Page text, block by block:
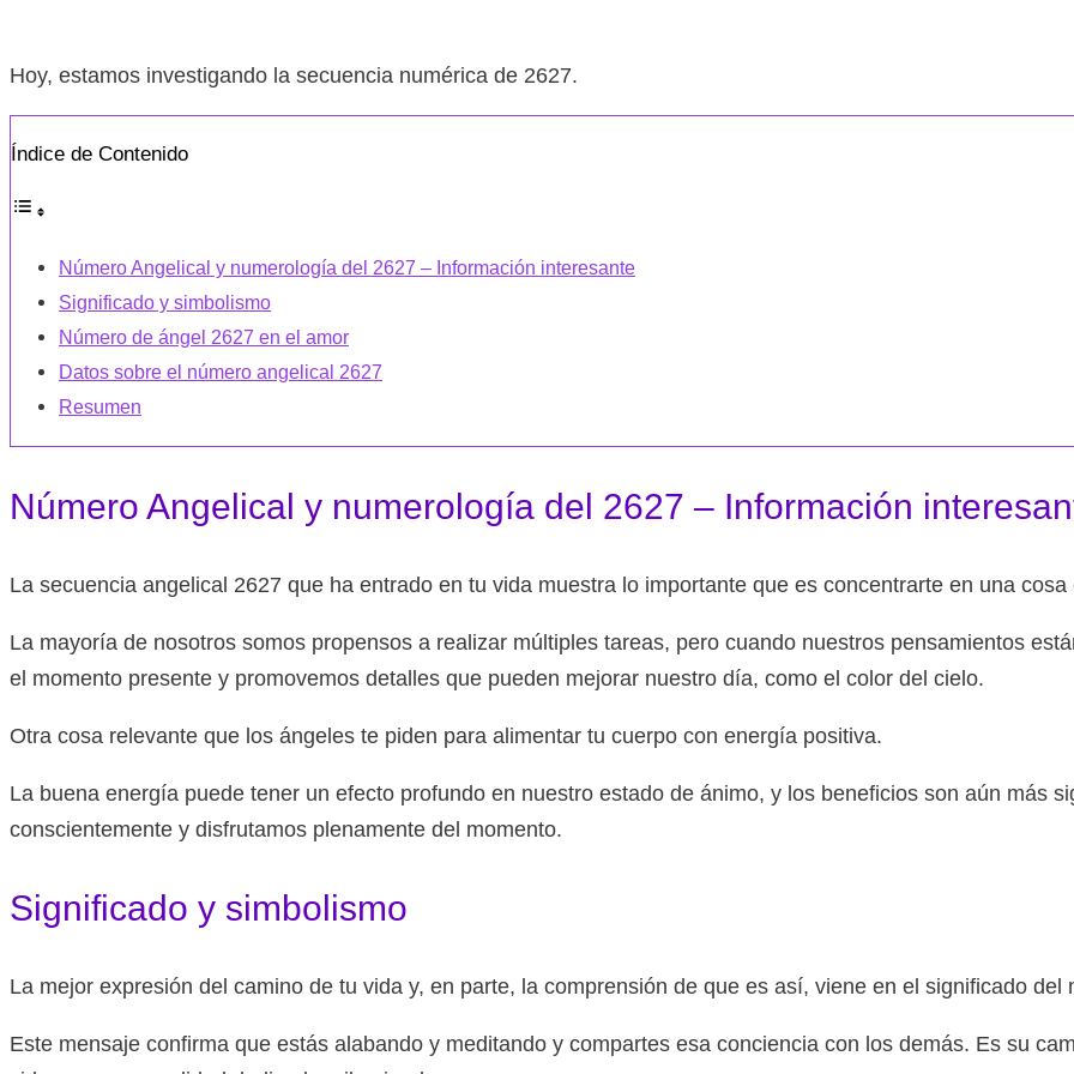
Hoy, estamos investigando la secuencia numérica de 2627.
Índice de Contenido
Número Angelical y numerología del 2627 – Información interesante
Significado y simbolismo
Número de ángel 2627 en el amor
Datos sobre el número angelical 2627
Resumen
Número Angelical y numerología del 2627 – Información
La secuencia angelical 2627 que ha entrado en tu vida muestra lo importante que es concentrarte en una
La mayoría de nosotros somos propensos a realizar múltiples tareas, pero cuando nuestros pensamientos
el momento presente y promovemos detalles que pueden mejorar nuestro día, como el color del cielo.
Otra cosa relevante que los ángeles te piden para alimentar tu cuerpo con energía positiva.
La buena energía puede tener un efecto profundo en nuestro estado de ánimo, y los beneficios son aún más
conscientemente y disfrutamos plenamente del momento.
Significado y simbolismo
La mejor expresión del camino de tu vida y, en parte, la comprensión de que es así, viene en el significado del
Este mensaje confirma que estás alabando y meditando y compartes esa conciencia con los demás. Es su